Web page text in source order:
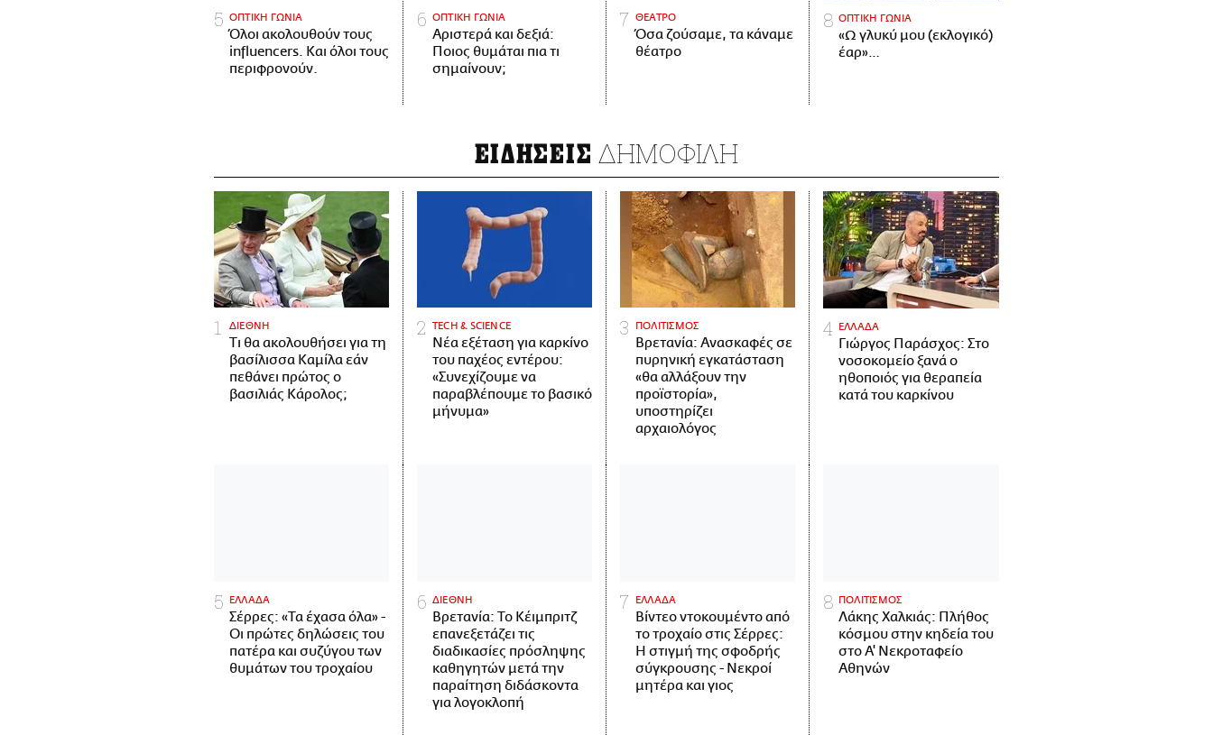
ΟΠΤΙΚΗ ΓΩΝΙΑ
Όλοι ακολουθούν τους
influencers. Και όλοι τους
περιφρονούν.
ΟΠΤΙΚΗ ΓΩΝΙΑ
Αριστερά και δεξιά:
Ποιος θυμάται πια τι
σημαίνουν;
ΘΕΑΤΡΟ
Όσα ζούσαμε, τα κάναμε
θέατρο
ΟΠΤΙΚΗ ΓΩΝΙΑ
«Ω γλυκύ μου (εκλογικό)
έαρ»…
ΕΙΔΗΣΕΙΣ ΔΗΜΟΦΙΛΗ
ΔΙΕΘΝΗ
Τι θα ακολουθήσει για τη
βασίλισσα Καμίλα εάν
πεθάνει πρώτος ο
βασιλιάς Κάρολος;
ΤECH & SCIENCE
Νέα εξέταση για καρκίνο
του παχέος εντέρου:
«Συνεχίζουμε να
παραβλέπουμε το βασικό
μήνυμα»
ΠΟΛΙΤΙΣΜΟΣ
Βρετανία: Ανασκαφές σε
πυρηνική εγκατάσταση
«θα αλλάξουν την
προϊστορία»,
υποστηρίζει
αρχαιολόγος
ΕΛΛΑΔΑ
Γιώργος Παράσχος: Στο
νοσοκομείο ξανά ο
ηθοποιός για θεραπεία
κατά του καρκίνου
ΕΛΛΑΔΑ
Σέρρες: «Τα έχασα όλα» -
Οι πρώτες δηλώσεις του
πατέρα και συζύγου των
θυμάτων του τροχαίου
ΔΙΕΘΝΗ
Βρετανία: Το Κέιμπριτζ
επανεξετάζει τις
διαδικασίες πρόσληψης
καθηγητών μετά την
παραίτηση διδάσκοντα
για λογοκλοπή
ΕΛΛΑΔΑ
Βίντεο ντοκουμέντο από
το τροχαίο στις Σέρρες:
Η στιγμή της σφοδρής
σύγκρουσης - Νεκροί
μητέρα και γιος
ΠΟΛΙΤΙΣΜΟΣ
Λάκης Χαλκιάς: Πλήθος
κόσμου στην κηδεία του
στο Α' Νεκροταφείο
Αθηνών